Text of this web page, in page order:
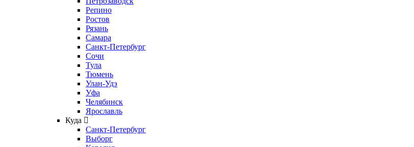
Репино
Ростов
Рязань
Самара
Санкт-Петербург
Сочи
Тула
Тюмень
Улан-Удэ
Уфа
Челябинск
Ярославль
Куда
Санкт-Петербург
Выборг